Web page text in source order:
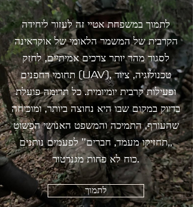
לתמוך במשפחת אטיי זה לעזור ליחידה
הקרבית של המשמר הלאומי של אוקראינה
לסגור מהר יותר צרכים אמיתיים, לחזק
תחומי רחפנים (UAV), טכנולוגיה, ציוד
ופעילות קרבית יומיומית. כל תרומה פועלת
בדיוק במקום שבו היא נחוצה ביותר, ומוכיחה
שהעורף, התמיכה והמשפט האנושי הפשוט
„תחזיקו מעמד, חברים” לפעמים נותנים
כוח לא פחות מגנרטור.
לתמוך